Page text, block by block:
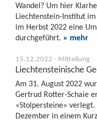
Wandel? Um hier
Liechtenstein-Institut
im Herbst 2022 eine
durchgeführt. » mehr
15.12.2022 - Mitteilung
Liechtensteinische
Am 31. August 2022
Gertrud Rotter-Schaie
«Stolpersteine»
Dezember in einem